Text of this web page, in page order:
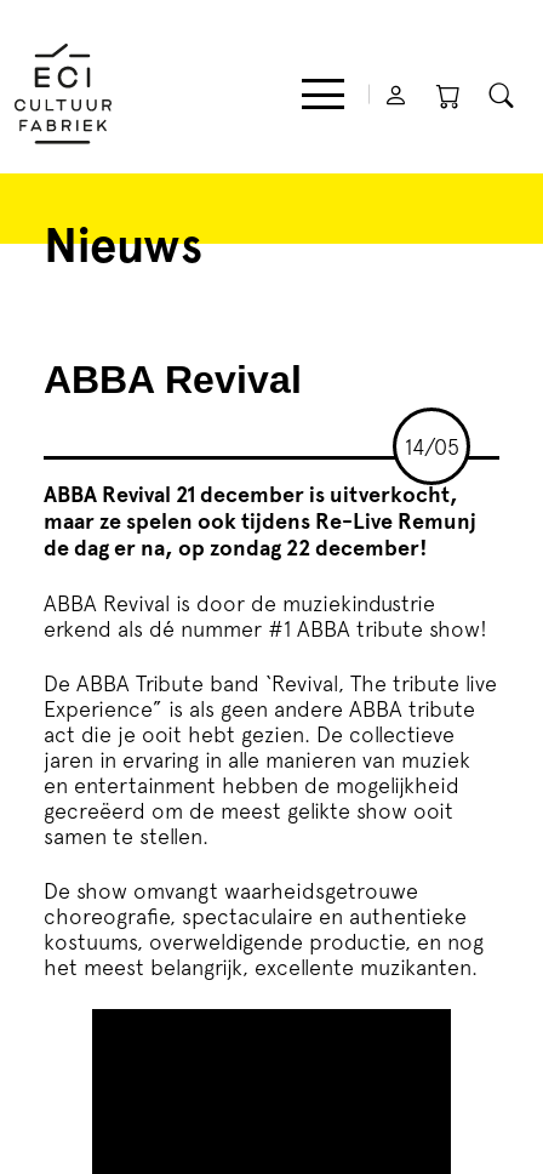
Film
Theater
Cursus
Onderwijs
ECI Cultuurcafé
Over ons
Steun ons
Nieuws
ABBA Revival
14/05
ABBA Revival 21 december is uitverkocht,
maar ze spelen ook tijdens Re-Live Remunj
de dag er na, op zondag 22 december!
ABBA Revival is door de muziekindustrie
erkend als dé nummer #1 ABBA tribute show!
De ABBA Tribute band ‘Revival, The tribute live
Experience” is als geen andere ABBA tribute
act die je ooit hebt gezien. De collectieve
jaren in ervaring in alle manieren van muziek
en entertainment hebben de mogelijkheid
gecreëerd om de meest gelikte show ooit
samen te stellen.
De show omvangt waarheidsgetrouwe
choreografie, spectaculaire en authentieke
kostuums, overweldigende productie, en nog
het meest belangrijk, excellente muzikanten.